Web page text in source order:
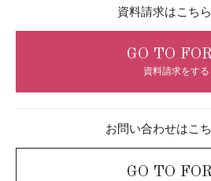
資料請求はこち
GO TO
資料請求をする
お問い合わせはこ
GO TO